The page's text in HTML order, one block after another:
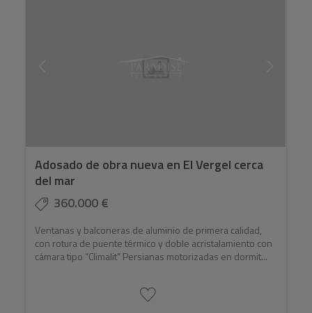
Adosado de obra nueva en El Vergel cerca
del mar
360.000 €
Ventanas y balconeras de aluminio de primera calidad,
con rotura de puente térmico y doble acristalamiento con
cámara tipo “Climalit” Persianas motorizadas en dormit...